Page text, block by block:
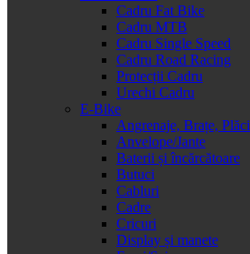
Cadru Fat Bike
Cadru MTB
Cadru Single Speed
Cadru Road Racing
Protecții Cadru
Urechi Cadru
E-Bike
Angrenaje, Brațe, Plăci
Anvelope/Jante
Baterii și încărcătoare
Butuci
Cabluri
Cadre
Cricuri
Display și manete